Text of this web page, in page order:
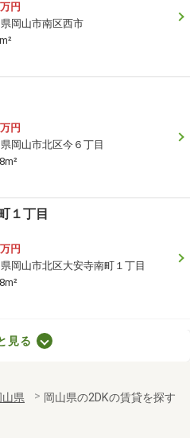
円
岡山市南区西市
円
岡山市北区今６丁目
１丁目
円
岡山市北区大安寺南町１丁目
見る
山県 岡山県の2DKの賃貸を探す